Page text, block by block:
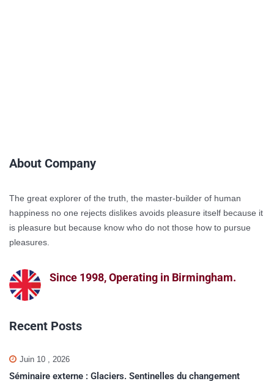
About Company
The great explorer of the truth, the master-builder of human
happiness no one rejects dislikes avoids pleasure itself because it
is pleasure but because know who do not those how to pursue
pleasures.
Since 1998, Operating in Birmingham.
Recent Posts
Juin 10 , 2026
Séminaire externe : Glaciers. Sentinelles du changement